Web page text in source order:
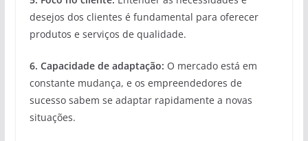
desejos dos clientes é fundamental para oferecer
produtos e serviços de qualidade.
6. Capacidade de adaptação: O mercado está em
constante mudança, e os empreendedores de
sucesso sabem se adaptar rapidamente a novas
situações.